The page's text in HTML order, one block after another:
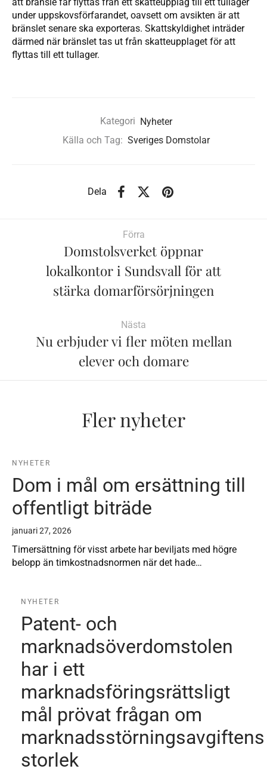
under uppskovsförfarandet, oavsett om avsikten är att
bränslet senare ska exporteras. Skattskyldighet inträder
därmed när bränslet tas ut från skatteupplaget för att
flyttas till ett tullager.
Kategori Nyheter
Källa och Tag: Sveriges Domstolar
Dela
Förra
Domstolsverket öppnar
lokalkontor i Sundsvall för att
stärka domarförsörjningen
Nästa
Nu erbjuder vi fler möten mellan
elever och domare
Fler nyheter
NYHETER
Dom i mål om ersättning till
offentligt biträde
januari 27, 2026
Timersättning för visst arbete har beviljats med högre
belopp än timkostnadsnormen när det hade…
NYHETER
Patent- och
marknadsöverdomstolen
har i ett
marknadsföringsrättsligt
mål prövat frågan om
marknadsstörningsavgiftens
storlek